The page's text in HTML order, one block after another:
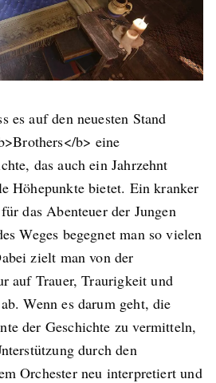
es auf den neuesten Stand
Brothers</b> eine
das auch ein Jahrzehnt
Höhepunkte bietet. Ein kranker
das Abenteuer der Jungen
Weges begegnet man so vielen
zielt man von der
auf Trauer, Traurigkeit und
Wenn es darum geht, die
der Geschichte zu vermitteln,
durch den
Orchester neu interpretiert und